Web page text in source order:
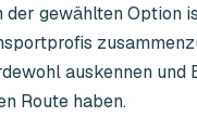
der gewählten Option
auskennen und
Route haben.